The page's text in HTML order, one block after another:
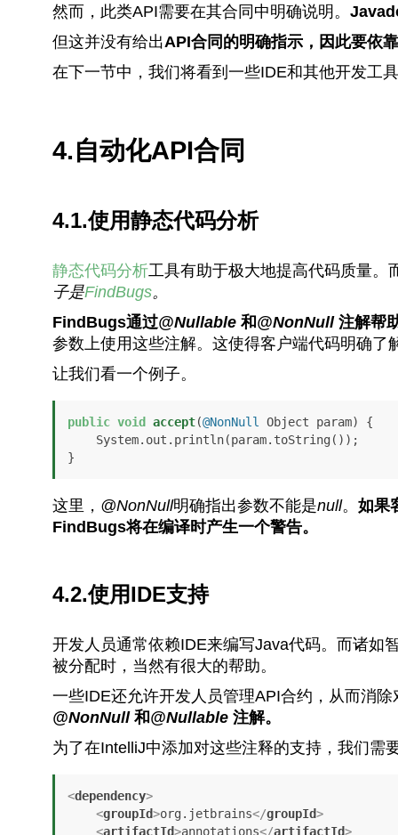
然而，此类API需要在其合同中明确说明。
但这并没有给出API合同的明确指示，因此要依
在下一节中，我们将看到一些IDE和其他开发工
4.自动化API合同
4.1.使用静态代码分析
静态代码分析工具有助于极大地提高代码质量。
子是FindBugs。
FindBugs通过@Nullable 和 @NonNull 注解帮
参数上使用这些注解。这使得客户端代码明确了
让我们看一个例子。
public void accept(@NonNull Object param)
{
}
这里， @NonNull明确指出参数不能是null。 如果
FindBugs将在编译时产生一个警告。
4.2.使用IDE支持
开发人员通常依赖IDE来编写Java代码。而诸如
被分配时，当然有很大的帮助。
一些IDE还允许开发人员管理API合约，从而消
@NonNull 和@Nullable 注解。
为了在IntelliJ中添加对这些注释的支持，我们需
<dependency>
<groupId>org.jetbrains</groupId>
<artifactId>annotations</artifactId>